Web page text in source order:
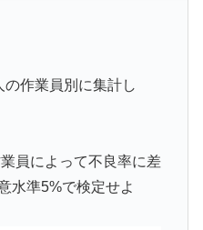
の作業員別に集計し
員によって不良率に差
水準5%で検定せよ